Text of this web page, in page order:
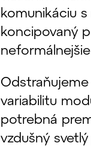
komunikáciu
koncipovaný
variabilitu
potrebná
vzdušný